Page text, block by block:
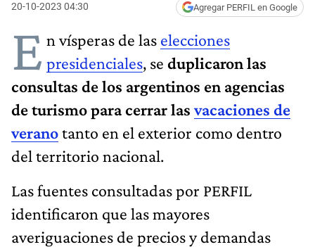
20-10-2023 04:30 Agregar PERFIL en Google
E n vísperas de las elecciones
presidenciales, se duplicaron las
consultas de los argentinos en agencias
de turismo para cerrar lasvacaciones de
veranotanto en el exterior como dentro
del territorio nacional.
Las fuentes consultadas por PERFIL
identificaron que las mayores
averiguaciones de precios y demandas